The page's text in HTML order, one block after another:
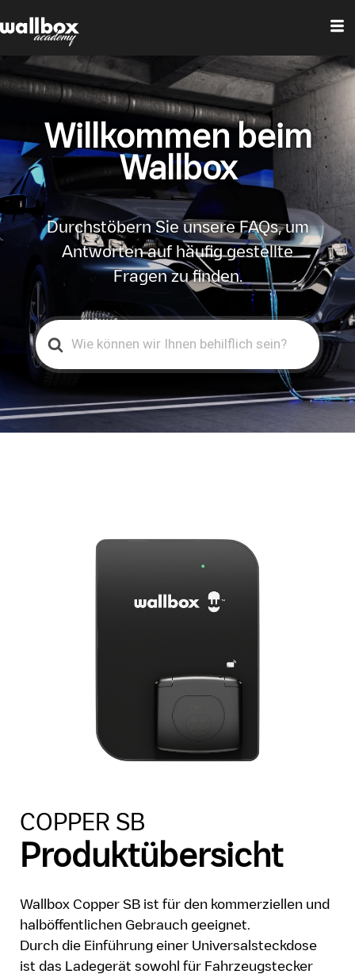
Willkommen beim
Wallbox
Durchstöbern Sie unsere FAQs, um
Antworten auf häufig gestellte
Fragen zu finden.
Search
For
COPPER SB
Produktübersicht
Wallbox Copper SB ist für den kommerziellen und
halböffentlichen Gebrauch geeignet.
Durch die Einführung einer Universalsteckdose
ist das Ladegerät sowohl für Fahrzeugstecker